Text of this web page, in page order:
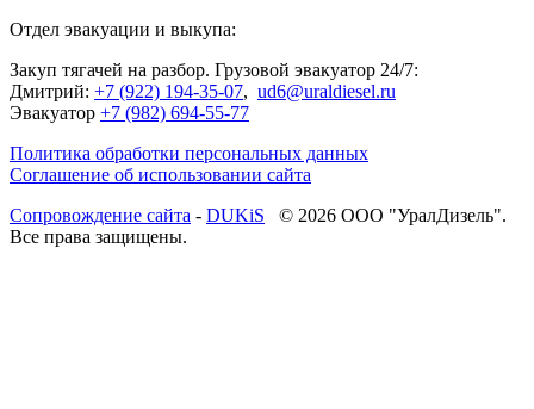
Отдел эвакуации и выкупа:
Закуп тягачей на разбор. Грузовой эвакуатор 24/7:
Дмитрий: +7 (922) 194-35-07, ud6@uraldiesel.ru
Эвакуатор +7 (982) 694-55-77
Политика обработки персональных данных
Соглашение об использовании сайта
Cопровождение сайта - DUKiS © 2026 ООО "УралДизель".
Все права защищены.